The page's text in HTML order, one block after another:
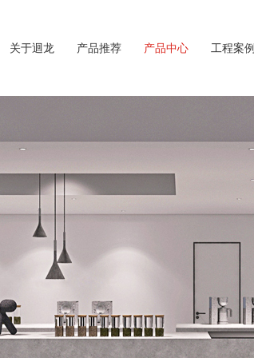
关于迴龙 产品推荐 产品中心 工程案例